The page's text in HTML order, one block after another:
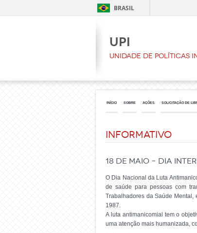
BRASIL
UPI
Unidade de Políticas
INÍCIO SOBRE AÇÕES SOLICITAÇÃO DE
Informativo
18 de maio – Dia
O Dia Nacional da Luta
de saúde para pessoas com
Trabalhadores da Saúde Mental,
1987.
A luta antimanicomial tem o
uma atenção mais humanizada,